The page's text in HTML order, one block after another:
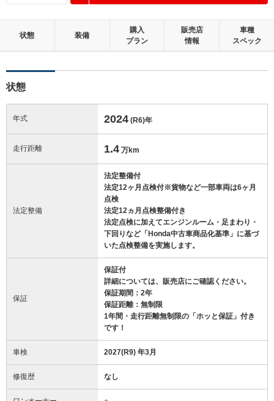
状態 装備
購入
プラン
販売店
情報
車種
スペック
状態
年式 2024 (R6)年
走行距離 1.4 万km
法定整備
法定整備付
法定12ヶ月点検付※貨物など一部車両は6ヶ月
点検
法定12ヵ月点検整備付き
法定点検に加えてエンジンルーム・足まわり・
下回りなど「Honda中古車商品化基準」に基づ
いた点検整備を実施します。
保証
保証付
詳細については、販売店にご確認ください。
保証期間：2年
保証距離：無制限
1年間・走行距離無制限の「ホッと保証」付き
です！
車検 2027(R9) 年3月
修復歴 なし